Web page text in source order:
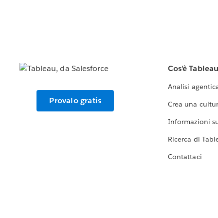
Provalo gratis
Cos'è
Analisi
Crea una
Informazioni
Ricerca di
Contattaci